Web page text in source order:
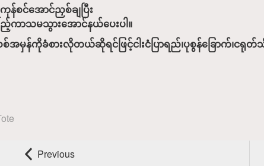
စင်အောင်ညှစ်ချပြီး
ည့်ကာသမသွားအောင်နယ်ပေးပါ။
န်ကိုခံစားလိုတယ်ဆိုရင်ဖြင့်ငါးငံပြာရည်၊ပုစွန်ခြောက်၊ငရုတ်
Previous